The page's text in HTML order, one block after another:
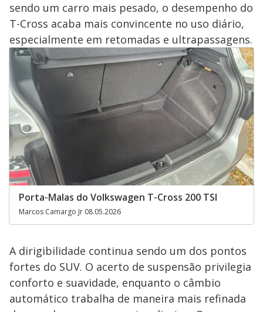
sendo um carro mais pesado, o desempenho do
T-Cross acaba mais convincente no uso diário,
especialmente em retomadas e ultrapassagens.
Porta-Malas do Volkswagen T-Cross 200 TSI
Marcos Camargo Jr 08.05.2026
A dirigibilidade continua sendo um dos pontos
fortes do SUV. O acerto de suspensão privilegia
conforto e suavidade, enquanto o câmbio
automático trabalha de maneira mais refinada